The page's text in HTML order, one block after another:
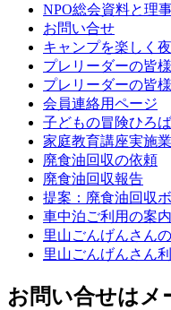
NPO総会資料と理
お問い合せ
キャンプを楽しく
プレリーダーの皆様
プレリーダーの皆
会員連絡用ページ
子どもの冒険ひろ
家庭教育講座実施
廃食油回収の依頼
廃食油回収報告
提案：廃食油回収
車中泊ご利用の案内
里山ごんげんさん
里山ごんげんさん
お問い合せはメ